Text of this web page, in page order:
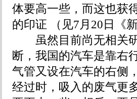
体要高一些，而这也获
的印证 （见7月20日《
虽然目前尚无相关研
断，我国的汽车是靠右
气管又设在汽车的右侧
经过时，吸入的废气更